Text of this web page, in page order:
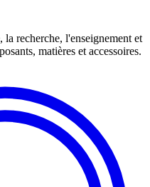
recherche, l'enseignement et
matières et accessoires.